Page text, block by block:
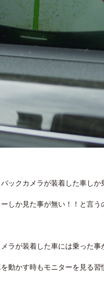
ックカメラが装着した車し
しか見た事が無い！！と言う
ラが装着した車には乗った事
動かす時もモニターを見る習